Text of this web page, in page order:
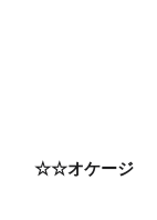
ージ